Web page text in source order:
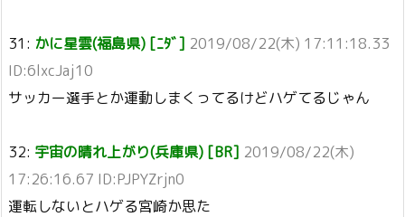
31: かに星雲(福島県) [ﾆﾀﾞ] 2019/08/22(木) 17:11:18.33
ID:6lxcJaj10
サッカー選手とか運動しまくってるけどハゲてるじゃん
32: 宇宙の晴れ上がり(兵庫県) [BR] 2019/08/22(木)
17:26:16.67 ID:PJPYZrjn0
運転しないとハゲる宮崎か思た